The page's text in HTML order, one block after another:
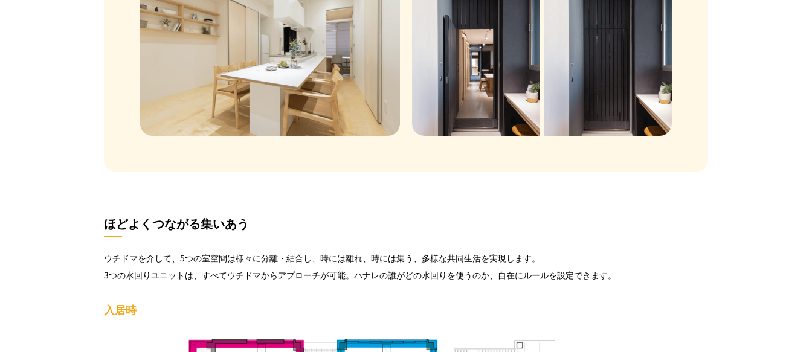
ほどよくつながる集いあう
ウチドマを介して、5つの室空間は様々に分離・結合し、時には離れ、時には集う、多様な共同生活を実現します。
3つの水回りユニットは、すべてウチドマからアプローチが可能。ハナレの誰がどの水回りを使うのか、自在にルールを設定できます。
入居時